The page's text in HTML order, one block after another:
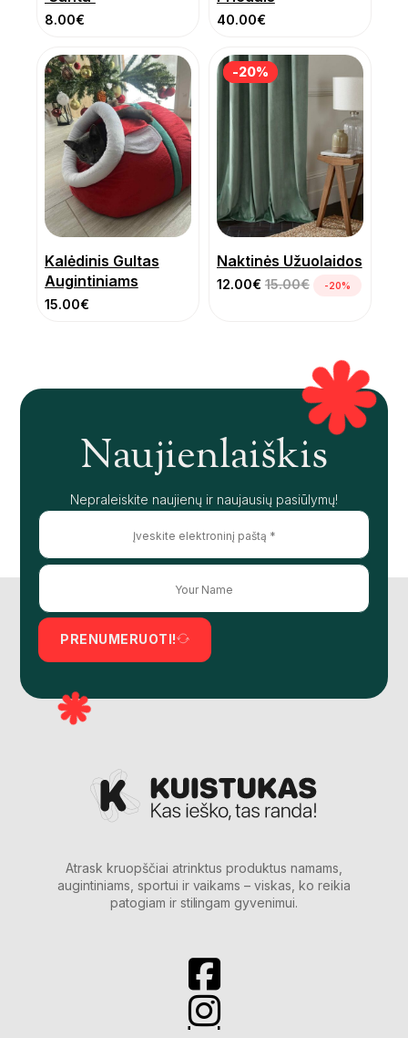
8.00€ 40.00€
Kalėdinis Gultas
Augintiniams
15.00€
Naktinės Užuolaidos
12.00€ 15.00€
-20%
-20%
-20%
Naujienlaiškis
Nepraleiskite naujienų ir naujausių pasiūlymų!
PRENUMERUOTI!
Atrask kruopščiai atrinktus produktus namams,
augintiniams, sportui ir vaikams – viskas, ko reikia
patogiam ir stilingam gyvenimui.